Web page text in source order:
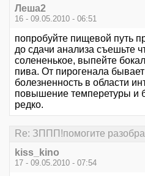
Леша2
16 - 09.05.2010 - 06:51
попробуйте пищевой путь
до сдачи анализа съешьте
солененькое, выпейте
пива. От пирогенала
болезненность в области
повышение темперетуры и
редко.
Re: ЗППП!помогите
kiss_kino
17 - 09.05.2010 - 07:54